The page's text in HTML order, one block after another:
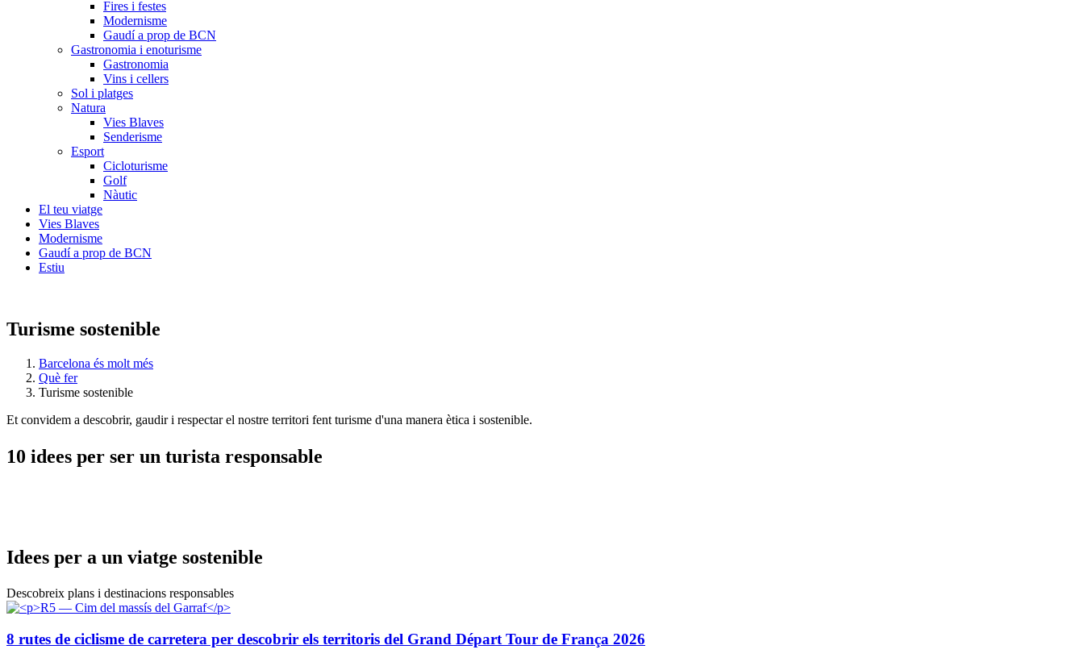
Fires i festes
Modernisme
Gaudí a prop de BCN
Gastronomia i enoturisme
Gastronomia
Vins i cellers
Sol i platges
Natura
Vies Blaves
Senderisme
Esport
Cicloturisme
Golf
Nàutic
El teu viatge
Vies Blaves
Modernisme
Gaudí a prop de BCN
Estiu
Turisme sostenible
Barcelona és molt més
Què fer
Turisme sostenible
Et convidem a descobrir, gaudir i respectar el nostre territori fent turisme d'una manera ètica i sostenible.
10 idees per ser un turista responsable
Idees per a un viatge sostenible
Descobreix plans i destinacions responsables
8 rutes de ciclisme de carretera per descobrir els territoris del Grand Départ Tour de França 2026